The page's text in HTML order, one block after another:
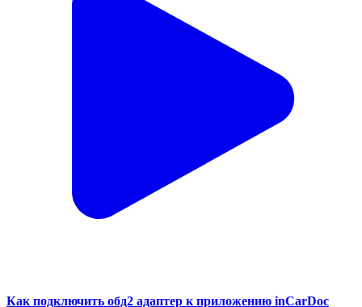
Как подключить обд2 адаптер к приложению inCarDoc